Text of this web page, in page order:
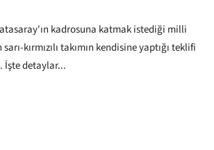
kadrosuna katmak istediği milli
kırmızılı takımın kendisine yaptığı teklifi
detaylar...